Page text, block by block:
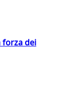
forza dei